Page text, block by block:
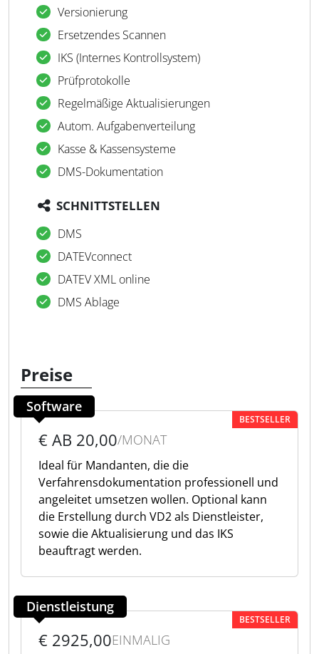
Versionierung
Ersetzendes Scannen
IKS (Internes Kontrollsystem)
Prüfprotokolle
Regelmäßige Aktualisierungen
Autom. Aufgabenverteilung
Kasse & Kassensysteme
DMS-Dokumentation
SCHNITTSTELLEN
DMS
DATEVconnect
DATEV XML online
DMS Ablage
Preise
Software
BESTSELLER
€ AB 20,00/MONAT
Ideal für Mandanten, die die
Verfahrensdokumentation professionell und
angeleitet umsetzen wollen. Optional kann
die Erstellung durch VD2 als Dienstleister,
sowie die Aktualisierung und das IKS
beauftragt werden.
Dienstleistung
BESTSELLER
€ 2925,00EINMALIG